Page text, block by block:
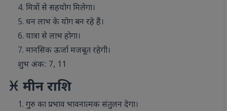
मित्रों से सहयोग मिलेगा।
धन लाभ के योग बन रहे हैं।
यात्रा से लाभ होगा।
मानसिक ऊर्जा मजबूत रहेगी।
शुभ अंक: 7, 11
♓ मीन राशि
गुरु का प्रभाव भावनात्मक संतुलन देगा।